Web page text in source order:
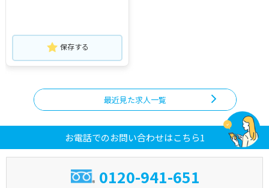
保存する
最近見た求人一覧
お電話でのお問い合わせはこちら1
0120-941-651